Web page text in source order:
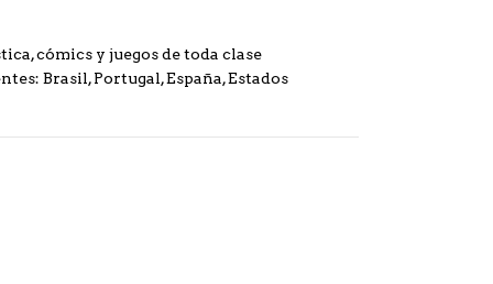
cómics y juegos de toda clase
Brasil, Portugal, España, Estados